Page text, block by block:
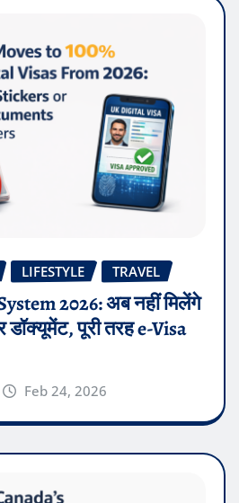
LIFESTYLE TRAVEL
2026: अब नहीं मिलेंगे
डॉक्यूमेंट, पूरी तरह e-Visa
Feb 24, 2026